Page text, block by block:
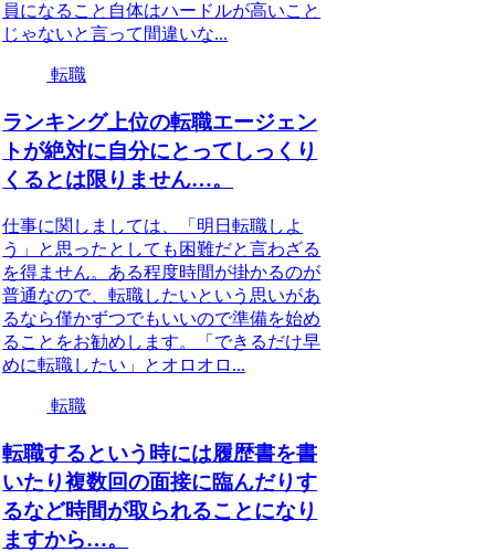
員になること自体はハードルが高いこと
じゃないと言って間違いな...
転職
ランキング上位の転職エージェン
トが絶対に自分にとってしっくり
くるとは限りません…。
仕事に関しましては、「明日転職しよ
う」と思ったとしても困難だと言わざる
を得ません。ある程度時間が掛かるのが
普通なので、転職したいという思いがあ
るなら僅かずつでもいいので準備を始め
ることをお勧めします。「できるだけ早
めに転職したい」とオロオロ...
転職
転職するという時には履歴書を書
いたり複数回の面接に臨んだりす
るなど時間が取られることになり
ますから…。